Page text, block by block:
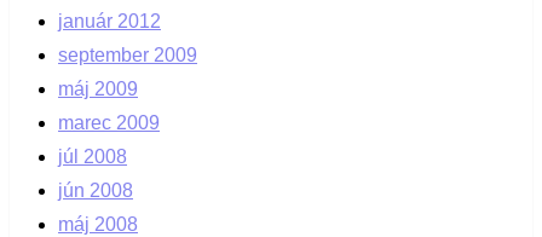
január 2012
september 2009
máj 2009
marec 2009
júl 2008
jún 2008
máj 2008